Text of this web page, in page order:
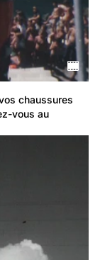
chaussures
vous au